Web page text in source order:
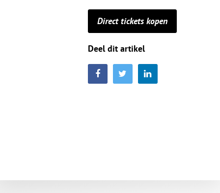
Direct tickets kopen
Deel dit artikel